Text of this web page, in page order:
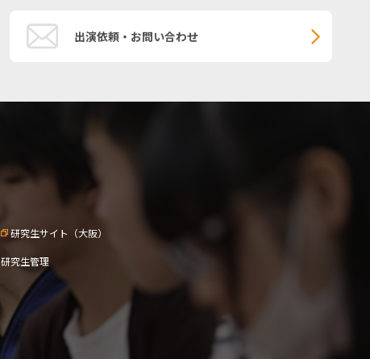
出演依頼・お問い合わせ
研究生サイト（大阪）
研究生管理